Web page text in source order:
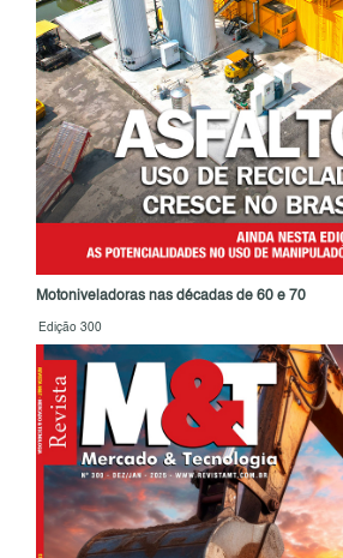
Motoniveladoras nas décadas de 60 e 70
Edição 300